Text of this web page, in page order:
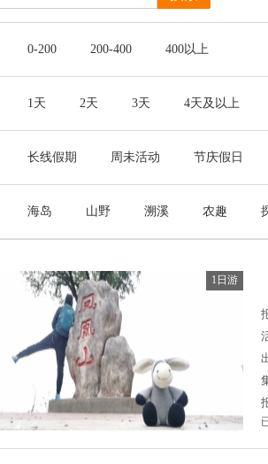
0-200 200-400 400以上
1天 2天 3天 4天及以上
长线假期 周未活动 节庆假日
海岛 山野 溯溪 农趣
1日游